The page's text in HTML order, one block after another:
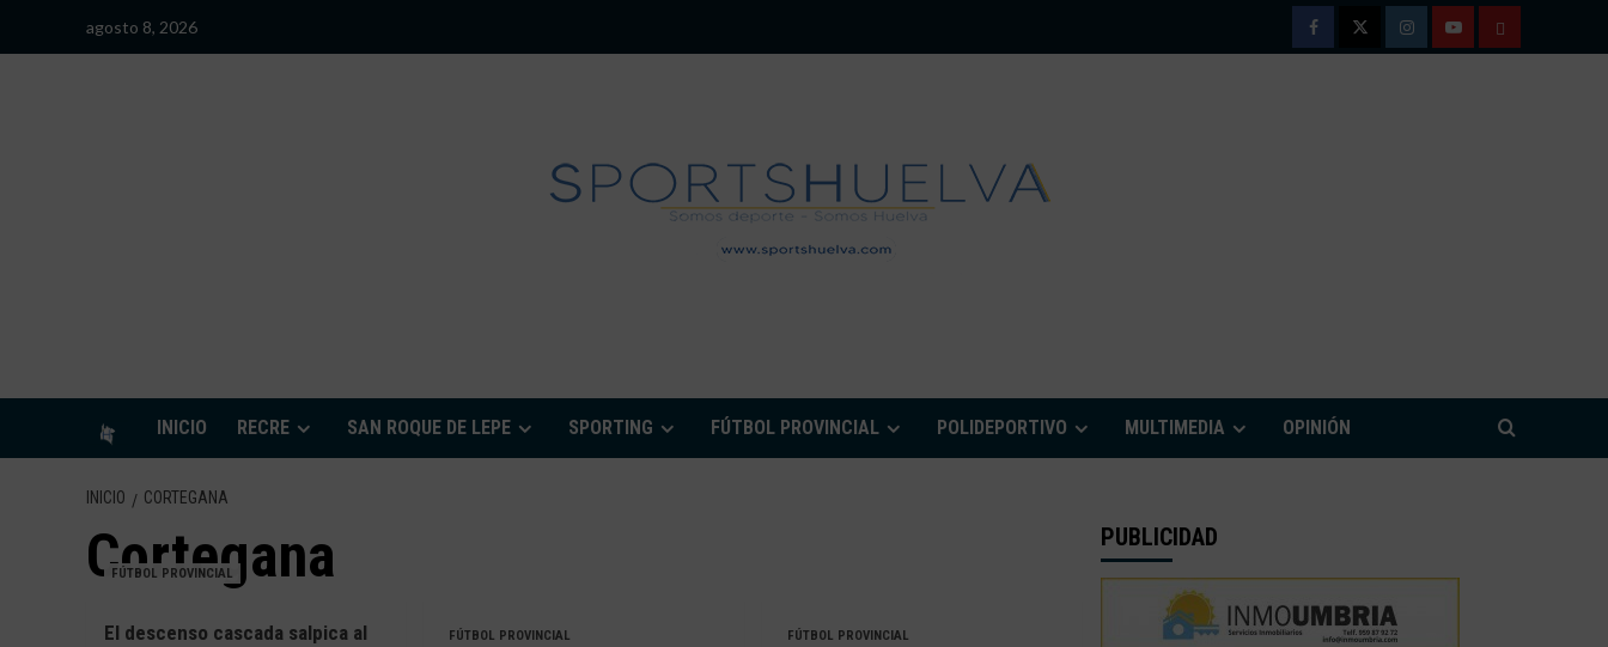
agosto 8, 2026
FacebookTwitterInstagramYoutubeTÉRMINOS
INICIO RECRE SAN ROQUE DE LEPE SPORTING FÚTBOL PROVINCIAL POLIDEPORTIVO MULTIMEDIA OPINIÓN
INICIO CORTEGANA
Cortegana
FÚTBOL PROVINCIAL
El descenso cascada salpica al
FÚTBOL PROVINCIAL FÚTBOL PROVINCIAL
PUBLICIDAD